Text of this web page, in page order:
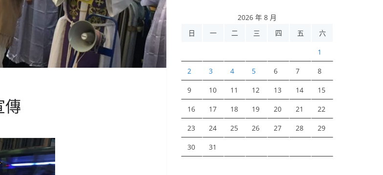
傳
2026 年 8 月
日
一 二 三 四 五 六
1
2 3 4 5 6 7 8
9 10 11 12 13 14 15
16 17 18 19 20 21 22
23 24 25 26 27 28 29
30 31